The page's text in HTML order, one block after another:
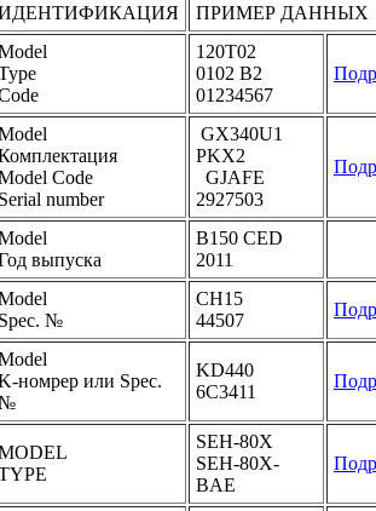
ПРИМЕР ДАННЫХ
120T02
0102 B2
01234567
Code
Serial number
GX340U1
PKX2
GJAFE
2927503
выпуска
B150 CED
2011
Spec. №
CH15
44507
номрер или Spec.
KD440
6C3411
SEH-80X
SEH-80X-
BAE